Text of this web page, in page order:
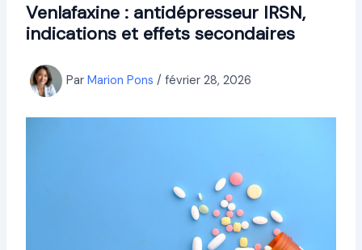
Venlafaxine : antidépresseur IRSN,
indications et effets secondaires
Par Marion Pons / février 28, 2026